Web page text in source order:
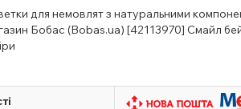
для немовлят з натуральними
Бобас (Bobas.ua) [42113970] Смайл